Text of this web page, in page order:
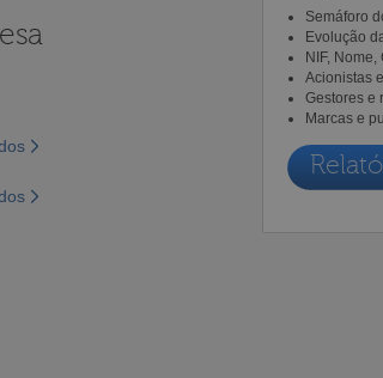
Semáforo
Evolução
NIF,
Acionistas
Gestores e
Marcas e